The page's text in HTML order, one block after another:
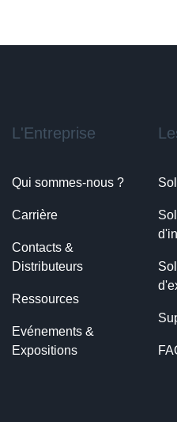
L'Entreprise
Qui sommes-nous ?
Carrière
Contacts &
Distributeurs
Ressources
Evénements &
Expositions